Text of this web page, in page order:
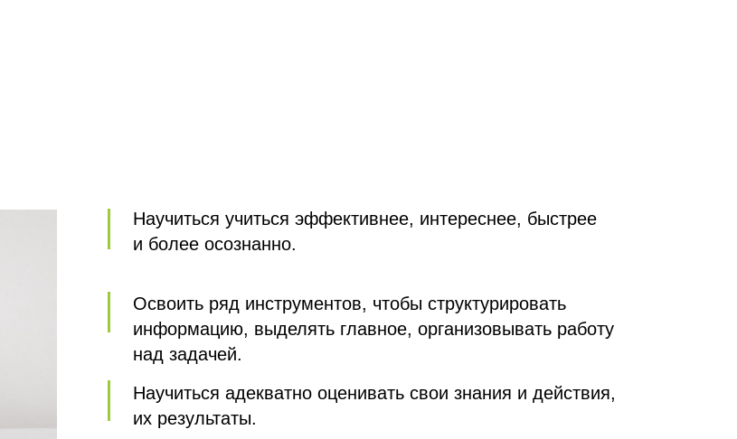
Научиться учиться эффективнее, интереснее, быстрее
и более осознанно.
Освоить ряд инструментов, чтобы структурировать
информацию, выделять главное, организовывать работу
над задачей.
Научиться адекватно оценивать свои знания и действия,
их результаты.